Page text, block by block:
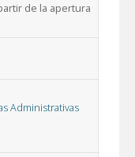
de la apertura
Administrativas